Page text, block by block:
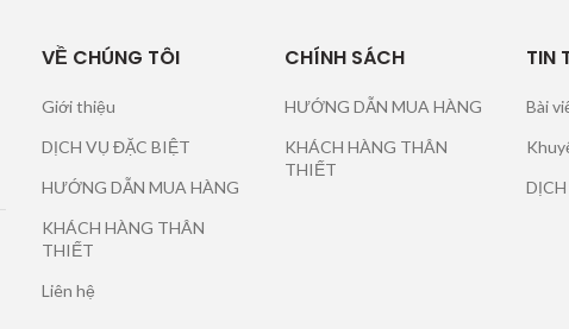
VỀ CHÚNG TÔI
Giới thiệu
DỊCH VỤ ĐẶC BIỆT
HƯỚNG DẪN MUA HÀNG
KHÁCH HÀNG THÂN
THIẾT
Liên hệ
CHÍNH SÁCH
HƯỚNG DẪN MUA HÀNG
KHÁCH HÀNG THÂN
THIẾT
TIN
Bài